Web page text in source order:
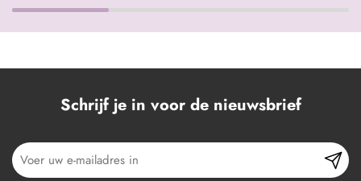
Schrijf je in voor de nieuwsbrief